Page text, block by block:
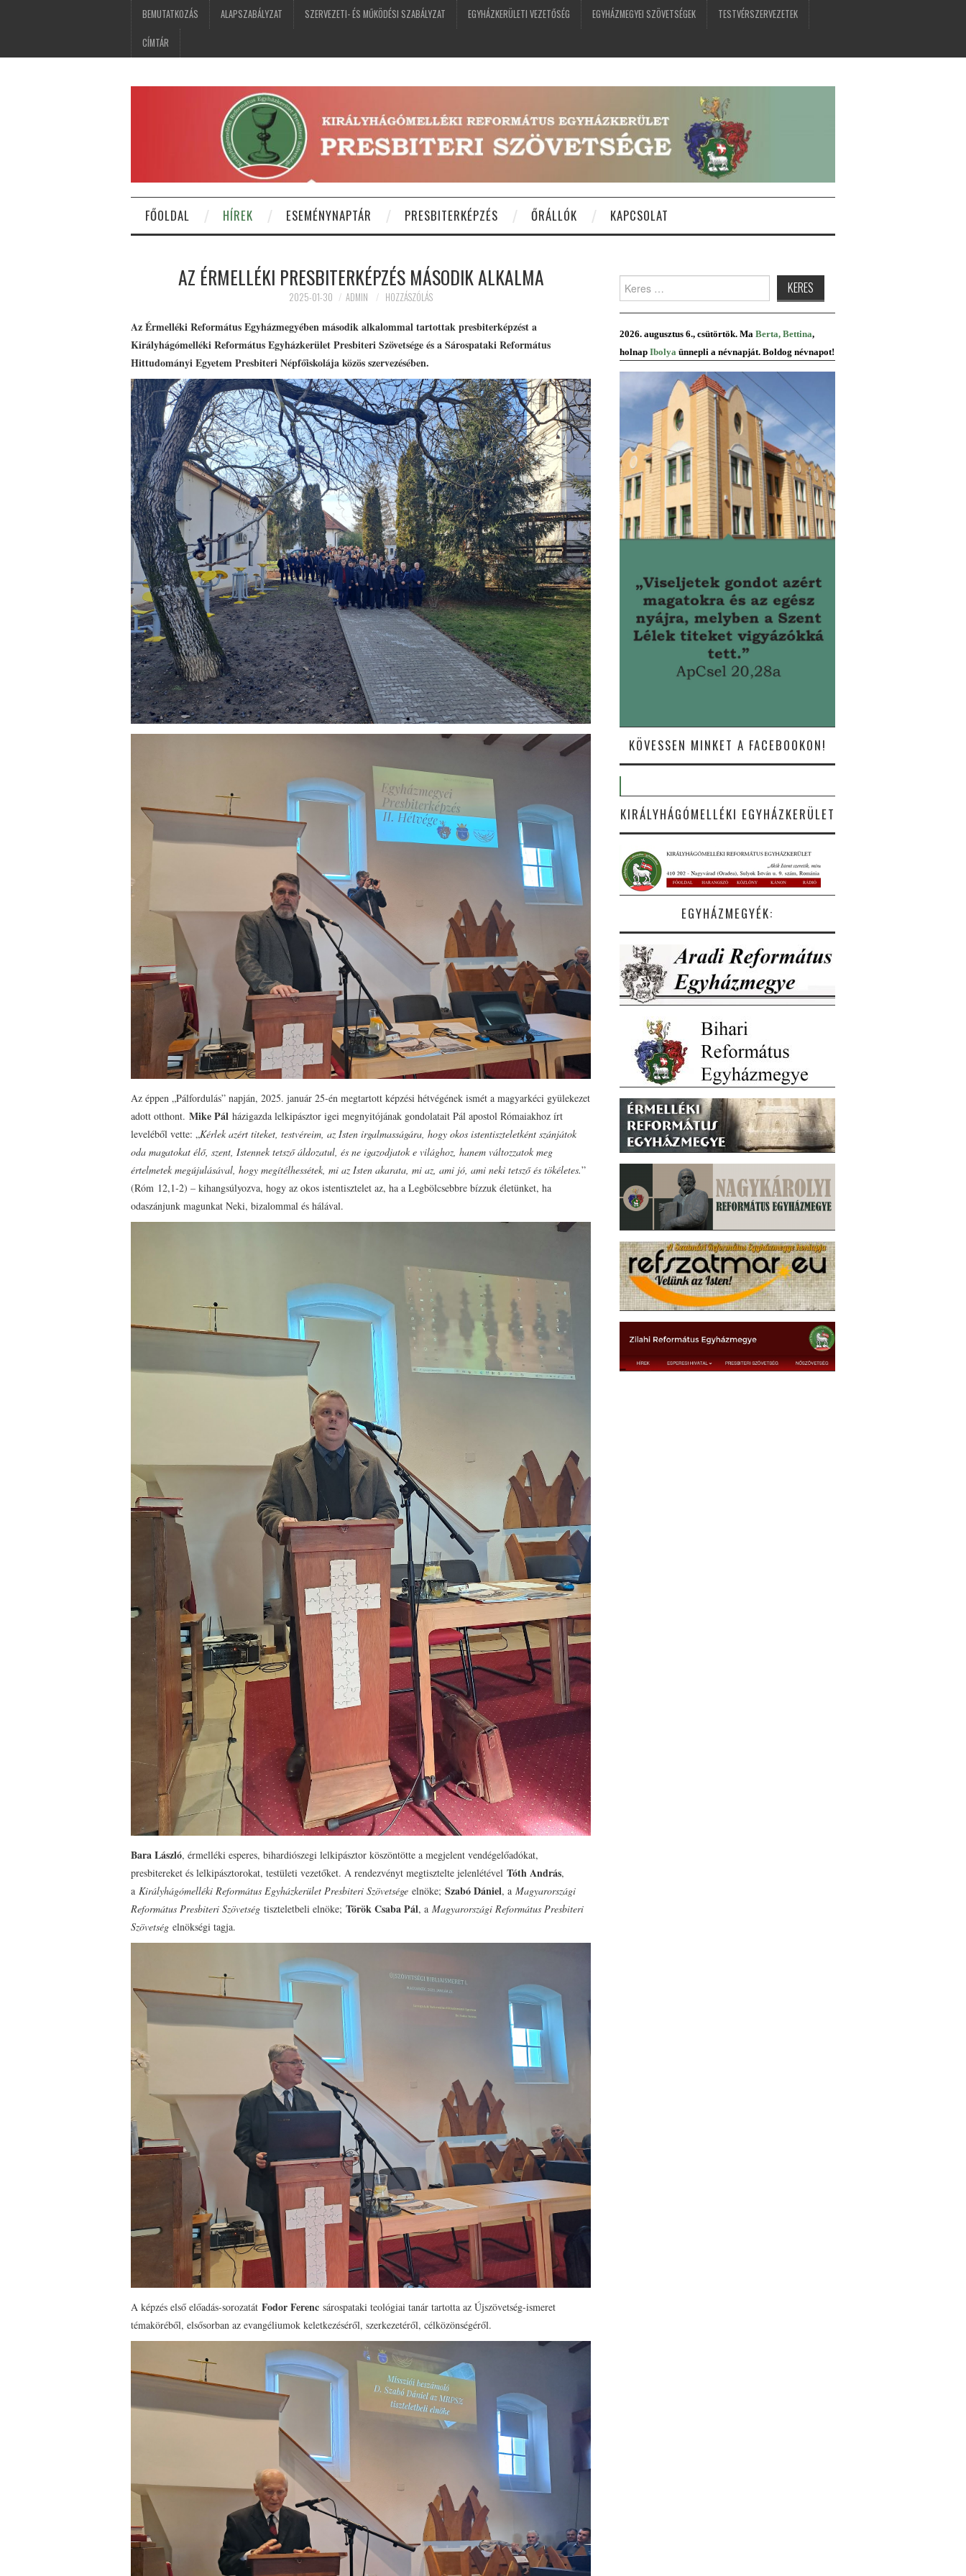
BEMUTATKOZÁS ALAPSZABÁLYZAT SZERVEZETI- ÉS MŰKÖDÉSI SZABÁLYZAT EGYHÁZKERÜLETI VEZETŐSÉG EGYHÁZMEGYEI SZÖVETSÉGEK TESTVÉRSZERVEZETEK
CÍMTÁR
FŐOLDAL HÍREK ESEMÉNYNAPTÁR PRESBITERKÉPZÉS ŐRÁLLÓK KAPCSOLAT
AZ ÉRMELLÉKI PRESBITERKÉPZÉS MÁSODIK ALKALMA
2025-01-30 ADMIN HOZZÁSZÓLÁS
Az Érmelléki Református Egyházmegyében második alkalommal tartottak presbiterképzést a
Királyhágómelléki Református Egyházkerület Presbiteri Szövetsége és a Sárospataki Református
Hittudományi Egyetem Presbiteri Népfőiskolája közös szervezésében.
Az éppen „Pálfordulás” napján, 2025. január 25-én megtartott képzési hétvégének ismét a magyarkéci gyülekezet
adott otthont. Mike Pál házigazda lelkipásztor igei megnyitójának gondolatait Pál apostol Rómaiakhoz írt
leveléből vette: „Kérlek azért titeket, testvéreim, az Isten irgalmasságára, hogy okos istentiszteletként szánjátok
oda magatokat élő, szent, Istennek tetsző áldozatul, és ne igazodjatok e világhoz, hanem változzatok meg
értelmetek megújulásával, hogy megítélhessétek, mi az Isten akarata, mi az, ami jó, ami neki tetsző és tökéletes.”
(Róm 12,1‑2) – kihangsúlyozva, hogy az okos istentisztelet az, ha a Legbölcsebbre bízzuk életünket, ha
odaszánjunk magunkat Neki, bizalommal és hálával.
Bara László, érmelléki esperes, bihardiószegi lelkipásztor köszöntötte a megjelent vendégelőadókat,
presbitereket és lelkipásztorokat, testületi vezetőket. A rendezvényt megtisztelte jelenlétével Tóth András,
a Királyhágómelléki Református Egyházkerület Presbiteri Szövetsége elnöke; Szabó Dániel, a Magyarországi
Református Presbiteri Szövetség tiszteletbeli elnöke; Török Csaba Pál, a Magyarországi Református Presbiteri
Szövetség elnökségi tagja.
A képzés első előadás-sorozatát Fodor Ferenc sárospataki teológiai tanár tartotta az Újszövetség-ismeret
témaköréből, elsősorban az evangéliumok keletkezéséről, szerkezetéről, célközönségéről.
Keres:
2026. augusztus 6., csütörtök. Ma Berta, Bettina,
holnap Ibolya ünnepli a névnapját. Boldog névnapot!
KÖVESSEN MINKET A FACEBOOKON!
KIRÁLYHÁGÓMELLÉKI EGYHÁZKERÜLET
EGYHÁZMEGYÉK: